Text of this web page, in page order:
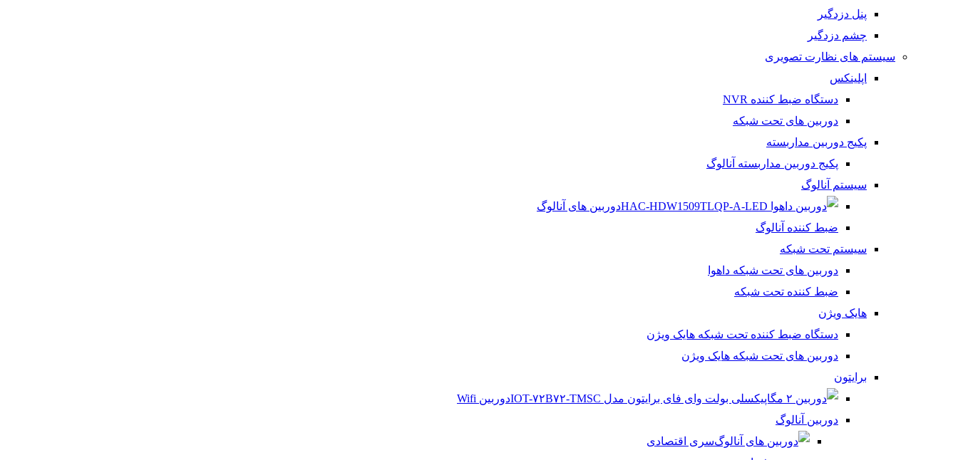
پنل دزدگیر
چشم دزدگیر
سیستم های نظارت تصویری
اپلینکس
دستگاه ضبط کننده NVR
دوربین های تحت شبکه
پکیج دوربین مداربسته
پکیج دوربین مداربسته آنالوگ
سیستم آنالوگ
دوربین های آنالوگ
ضبط کننده آنالوگ
سیستم تحت شبکه
دوربین های تحت شبکه داهوا
ضبط کننده تحت شبکه
هایک ویژن
دستگاه ضبط کننده تحت شبکه هایک ویژن
دوربین های تحت شبکه هایک ویژن
برایتون
دوربین Wifi
دوربین آنالوگ
سری اقتصادی